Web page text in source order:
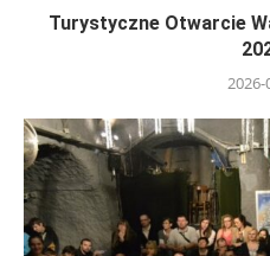
Turystyczne Otwarcie
2026-